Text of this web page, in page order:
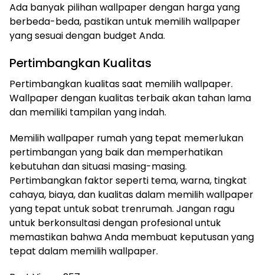
Ada banyak pilihan wallpaper dengan harga yang
berbeda-beda, pastikan untuk memilih wallpaper
yang sesuai dengan budget Anda.
Pertimbangkan Kualitas
Pertimbangkan kualitas saat memilih wallpaper.
Wallpaper dengan kualitas terbaik akan tahan lama
dan memiliki tampilan yang indah.
Memilih wallpaper rumah yang tepat memerlukan
pertimbangan yang baik dan memperhatikan
kebutuhan dan situasi masing-masing.
Pertimbangkan faktor seperti tema, warna, tingkat
cahaya, biaya, dan kualitas dalam memilih wallpaper
yang tepat untuk sobat trenrumah. Jangan ragu
untuk berkonsultasi dengan profesional untuk
memastikan bahwa Anda membuat keputusan yang
tepat dalam memilih wallpaper.